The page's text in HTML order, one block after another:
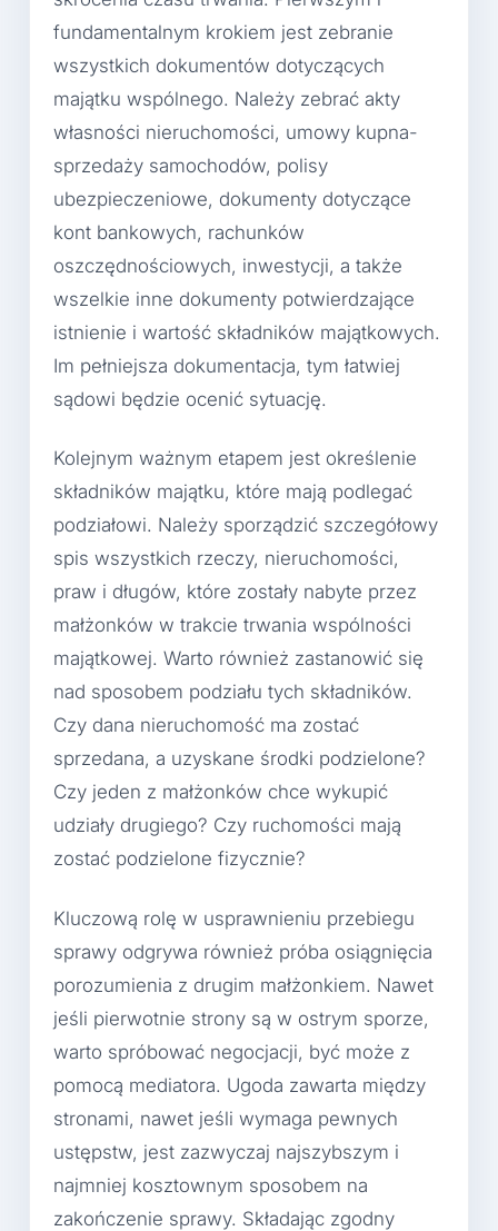
fundamentalnym krokiem jest zebranie
wszystkich dokumentów dotyczących
majątku wspólnego. Należy zebrać akty
własności nieruchomości, umowy kupna-
sprzedaży samochodów, polisy
ubezpieczeniowe, dokumenty dotyczące
kont bankowych, rachunków
oszczędnościowych, inwestycji, a także
wszelkie inne dokumenty potwierdzające
istnienie i wartość składników majątkowych.
Im pełniejsza dokumentacja, tym łatwiej
sądowi będzie ocenić sytuację.
Kolejnym ważnym etapem jest określenie
składników majątku, które mają podlegać
podziałowi. Należy sporządzić szczegółowy
spis wszystkich rzeczy, nieruchomości,
praw i długów, które zostały nabyte przez
małżonków w trakcie trwania wspólności
majątkowej. Warto również zastanowić się
nad sposobem podziału tych składników.
Czy dana nieruchomość ma zostać
sprzedana, a uzyskane środki podzielone?
Czy jeden z małżonków chce wykupić
udziały drugiego? Czy ruchomości mają
zostać podzielone fizycznie?
Kluczową rolę w usprawnieniu przebiegu
sprawy odgrywa również próba osiągnięcia
porozumienia z drugim małżonkiem. Nawet
jeśli pierwotnie strony są w ostrym sporze,
warto spróbować negocjacji, być może z
pomocą mediatora. Ugoda zawarta między
stronami, nawet jeśli wymaga pewnych
ustępstw, jest zazwyczaj najszybszym i
najmniej kosztownym sposobem na
zakończenie sprawy. Składając zgodny